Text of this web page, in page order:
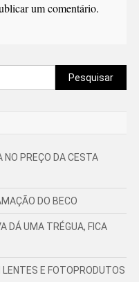
um comentário.
Pesquisar
por:
NO PREÇO DA CESTA
DO BECO
DÁ UMA TRÉGUA, FICA
E FOTOPRODUTOS